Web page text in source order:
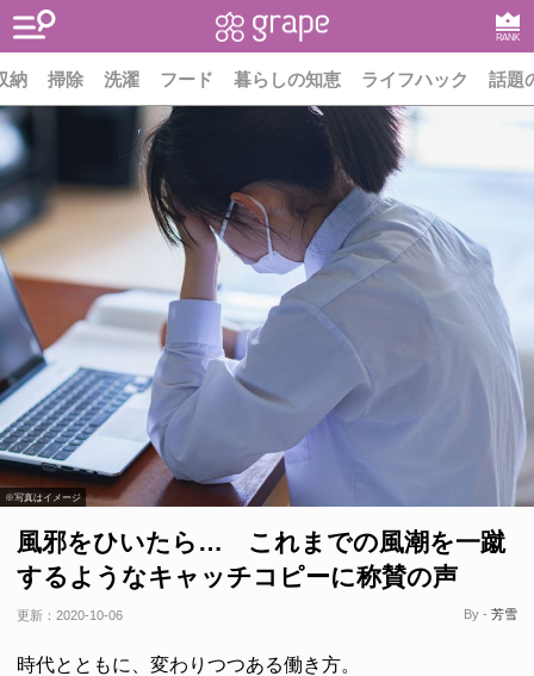
RANK
納 掃除 洗濯 フード 暮らしの知恵 ライフハック 話題
※写真はイメージ
風邪をひいたら… これまでの風潮を一蹴
するようなキャッチコピーに称賛の声
更新： 2020-10-06 By - 芳雪
時代とともに、変わりつつある働き方。